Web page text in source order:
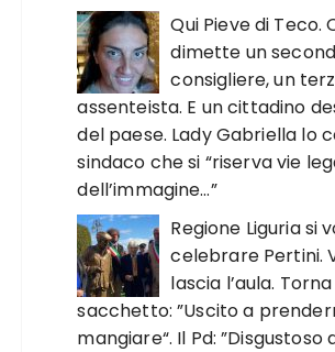
Qui Pieve di Teco.
dimette un
consigliere, un
assenteista. E un cittadino
del paese. Lady Gabriella lo
sindaco che si “riserva vie
dell’immagine…”
Regione Liguria si
celebrare Pertini.
lascia l’aula.
sacchetto: ”Uscito a
mangiare“. Il Pd: ”Disgustoso